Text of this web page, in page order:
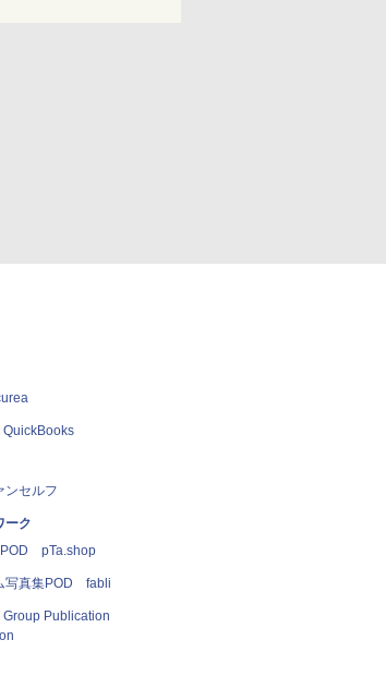
QuickBooks
ンセルフ
ーク
POD pTa.shop
写真集POD fabli
Group Publication